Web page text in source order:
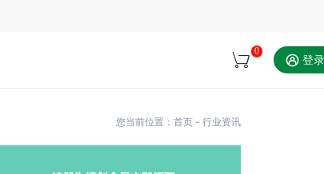
0
登录
您当前位置： 首页 - 行业资讯